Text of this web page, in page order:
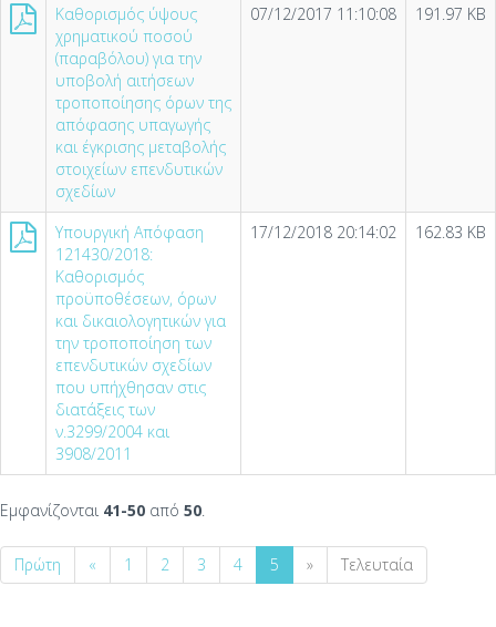
Καθορισμός ύψους
χρηματικού ποσού
(παραβόλου) για την
υποβολή αιτήσεων
τροποποίησης όρων της
απόφασης υπαγωγής
και έγκρισης μεταβολής
στοιχείων επενδυτικών
σχεδίων
07/12/2017 11:10:08 191.97 KB
Υπουργική Απόφαση
121430/2018:
Καθορισμός
προϋποθέσεων, όρων
και δικαιολογητικών για
την τροποποίηση των
επενδυτικών σχεδίων
που υπήχθησαν στις
διατάξεις των
ν.3299/2004 και
3908/2011
17/12/2018 20:14:02 162.83 KB
Εμφανίζονται 41-50 από 50.
Πρώτη « 1 2 3 4 5 » Τελευταία